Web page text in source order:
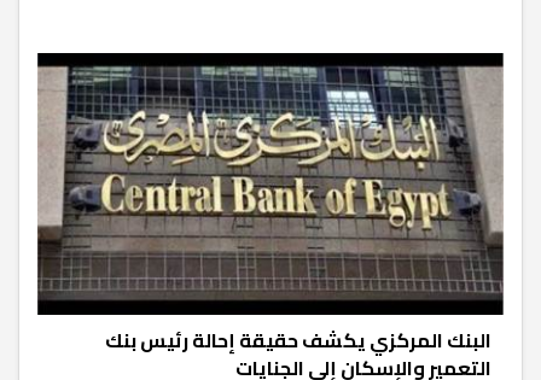
البنك المركزي يكشف حقيقة إحالة رئيس بنك
التعمير والإسكان إلى الجنايات